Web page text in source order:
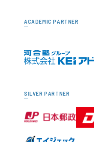
ACADEMIC PARTNER
SILVER PARTNER